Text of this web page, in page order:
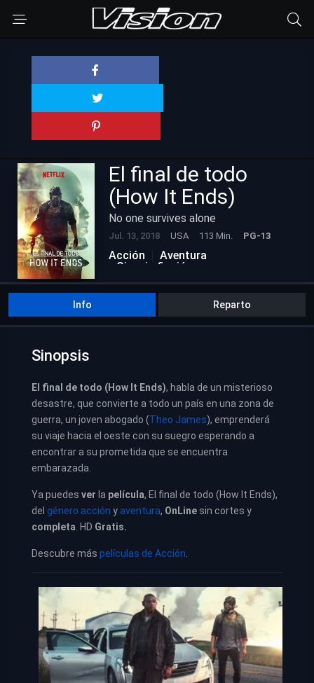
El final de todo
(How It Ends)
No one survives alone
Jul. 13, 2018 USA 113 Min. PG-13
Acción
Aventura
Ciencia ficción
Info Reparto
Sinopsis
El final de todo (How It Ends), habla de un misterioso
desastre, que convierte a todo un país en una zona de
guerra, un joven abogado (Theo James), emprenderá
su viaje hacia el oeste con su suegro esperando a
encontrar a su prometida que se encuentra
embarazada.
Ya puedes ver la película, El final de todo (How It Ends),
del género acción yaventura, OnLine sin cortes y
completa . HD Gratis.
Descubre más películas de Acción